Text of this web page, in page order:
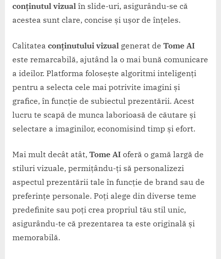
conținutul vizual în slide-uri, asigurându-se că
acestea sunt clare, concise și ușor de înțeles.
Calitatea conținutului vizual generat de Tome AI
este remarcabilă, ajutând la o mai bună comunicare
a ideilor. Platforma folosește algoritmi inteligenți
pentru a selecta cele mai potrivite imagini și
grafice, în funcție de subiectul prezentării. Acest
lucru te scapă de munca laborioasă de căutare și
selectare a imaginilor, economisind timp și efort.
Mai mult decât atât, Tome AI oferă o gamă largă de
stiluri vizuale, permițându-ți să personalizezi
aspectul prezentării tale în funcție de brand sau de
preferințe personale. Poți alege din diverse teme
predefinite sau poți crea propriul tău stil unic,
asigurându-te că prezentarea ta este originală și
memorabilă.